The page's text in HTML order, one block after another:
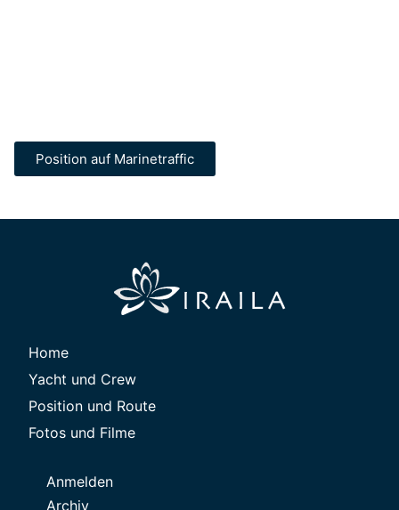
Position auf Marinetraffic
Home
Yacht und Crew
Position und Route
Fotos und Filme
Anmelden
Archiv